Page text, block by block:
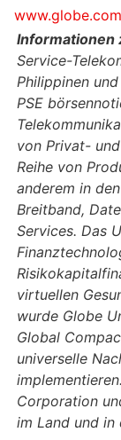
Informationen
Service-
Philippinen
PSE
von Privat-
Reihe von
anderem in
Breitband,
Services. Das
virtuellen
wurde Globe
Global
universelle
Corporation
im Land und in